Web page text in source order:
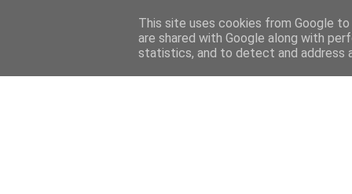
STRONA GŁÓWNA WOKÓŁ TEATRU
This site uses cookies from Google
are shared with Google along with
statistics, and to detect and address